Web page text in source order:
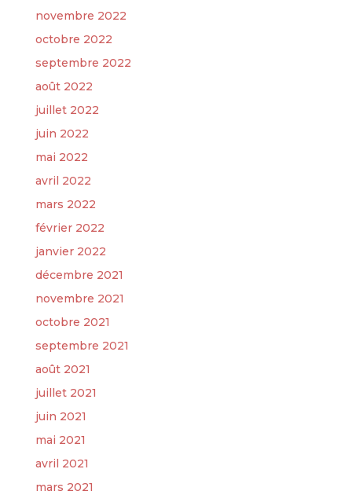
novembre 2022
octobre 2022
septembre 2022
août 2022
juillet 2022
juin 2022
mai 2022
avril 2022
mars 2022
février 2022
janvier 2022
décembre 2021
novembre 2021
octobre 2021
septembre 2021
août 2021
juillet 2021
juin 2021
mai 2021
avril 2021
mars 2021